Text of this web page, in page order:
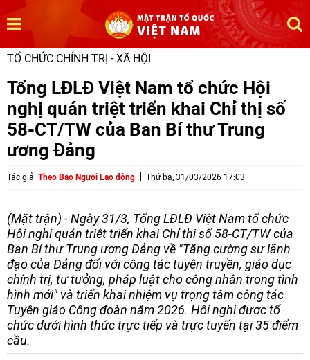
TỔ CHỨC CHÍNH TRỊ - XÃ HỘI
Tổng LĐLĐ Việt Nam tổ chức Hội
nghị quán triệt triển khai Chỉ thị số
58-CT/TW của Ban Bí thư Trung
ương Đảng
Tác giả Theo Báo Người Lao động Thứ ba, 31/03/2026 17:03
(Mặt trận) - Ngày 31/3, Tổng LĐLĐ Việt Nam tổ chức
Hội nghị quán triệt triển khai Chỉ thị số 58-CT/TW của
Ban Bí thư Trung ương Đảng về "Tăng cường sự lãnh
đạo của Đảng đối với công tác tuyên truyền, giáo dục
chính trị, tư tưởng, pháp luật cho công nhân trong tình
hình mới" và triển khai nhiệm vụ trọng tâm công tác
Tuyên giáo Công đoàn năm 2026. Hội nghị được tổ
chức dưới hình thức trực tiếp và trực tuyến tại 35 điểm
cầu.